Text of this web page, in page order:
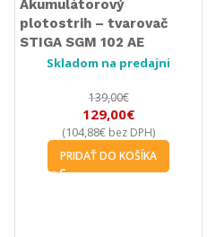
Akumulátorový
plotostrih – tvarovač
STIGA SGM 102 AE
Skladom na predajni
139,00€
129,00€
(104,88€ bez DPH)
PRIDAŤ DO KOŠÍKA